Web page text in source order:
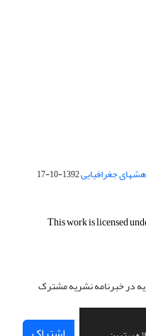
1392-10-17
This work is licensed
در خبرنامه نشریه مشترک